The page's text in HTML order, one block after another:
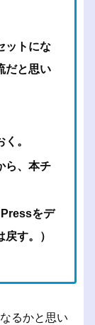
ットにな
だと思い
。
ら、本チ
をデ
す。）
るかと思い